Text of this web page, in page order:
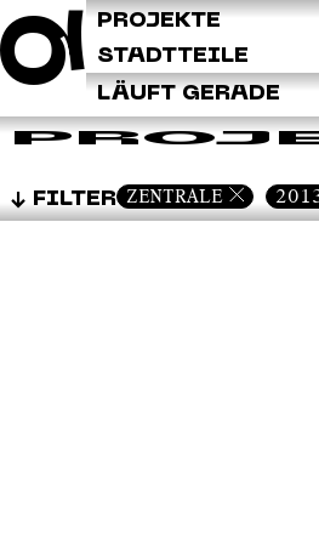
PROJEKTE
STADTTEILE
LÄUFT GERADE
FILTER ZENTRALE